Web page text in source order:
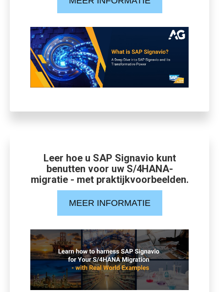
Leer hoe u SAP Signavio kunt
benutten voor uw S/4HANA-
migratie - met praktijkvoorbeelden.
MEER INFORMATIE